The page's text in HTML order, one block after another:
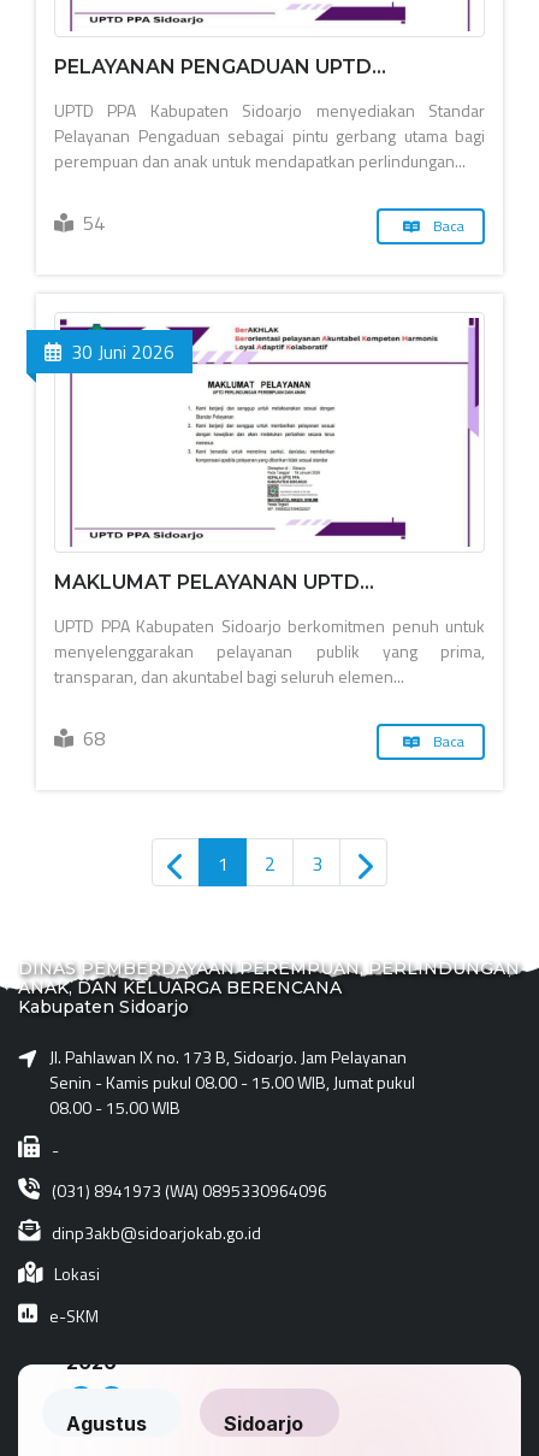
PELAYANAN PENGADUAN UPTD...
UPTD PPA Kabupaten Sidoarjo menyediakan Standar
Pelayanan Pengaduan sebagai pintu gerbang utama bagi
perempuan dan anak untuk mendapatkan perlindungan...
54 Baca
30 Juni 2026
MAKLUMAT PELAYANAN UPTD...
UPTD PPA Kabupaten Sidoarjo berkomitmen penuh untuk
menyelenggarakan pelayanan publik yang prima,
transparan, dan akuntabel bagi seluruh elemen...
68 Baca
1 2 3
DINAS PEMBERDAYAAN PEREMPUAN, PERLINDUNGAN
ANAK, DAN KELUARGA BERENCANA
Kabupaten Sidoarjo
Jl. Pahlawan IX no. 173 B, Sidoarjo. Jam Pelayanan
Senin - Kamis pukul 08.00 - 15.00 WIB, Jumat pukul
08.00 - 15.00 WIB
-
(031) 8941973 (WA) 0895330964096
dinp3akb@sidoarjokab.go.id
Lokasi
e-SKM